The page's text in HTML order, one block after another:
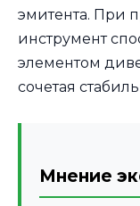
эмитента. При
инструмент
элементом
сочетая
Мнение